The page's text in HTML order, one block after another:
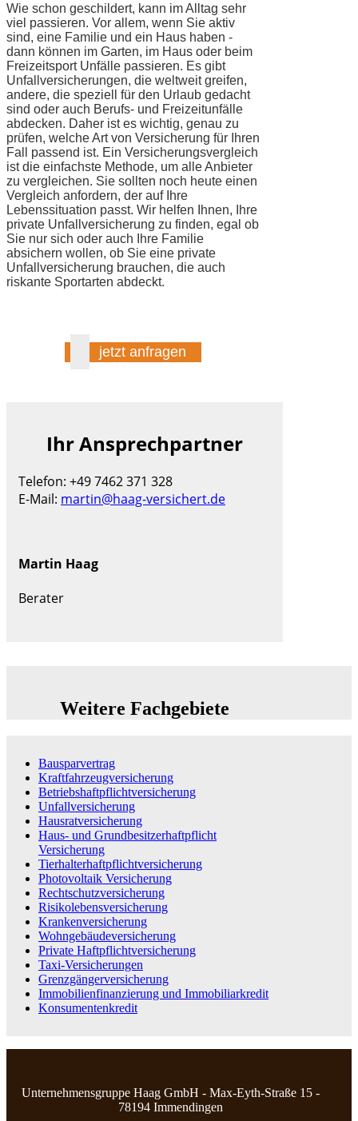
Wie schon geschildert, kann im Alltag sehr
viel passieren. Vor allem, wenn Sie aktiv
sind, eine Familie und ein Haus haben -
dann können im Garten, im Haus oder beim
Freizeitsport Unfälle passieren. Es gibt
Unfallversicherungen, die weltweit greifen,
andere, die speziell für den Urlaub gedacht
sind oder auch Berufs- und Freizeitunfälle
abdecken. Daher ist es wichtig, genau zu
prüfen, welche Art von Versicherung für Ihren
Fall passend ist. Ein Versicherungsvergleich
ist die einfachste Methode, um alle Anbieter
zu vergleichen. Sie sollten noch heute einen
Vergleich anfordern, der auf Ihre
Lebenssituation passt. Wir helfen Ihnen, Ihre
private Unfallversicherung zu finden, egal ob
Sie nur sich oder auch Ihre Familie
absichern wollen, ob Sie eine private
Unfallversicherung brauchen, die auch
riskante Sportarten abdeckt.
jetzt anfragen
Ihr Ansprechpartner
Telefon: +49 7462 371 328
E-Mail: martin@haag-versichert.de
Martin Haag
Berater
Weitere Fachgebiete
Bausparvertrag
Kraftfahrzeugversicherung
Betriebshaftpflichtversicherung
Unfallversicherung
Hausratversicherung
Haus- und Grundbesitzerhaftpflicht
Versicherung
Tierhalterhaftpflichtversicherung
Photovoltaik Versicherung
Rechtschutzversicherung
Risikolebensversicherung
Krankenversicherung
Wohngebäudeversicherung
Private Haftpflichtversicherung
Taxi-Versicherungen
Grenzgängerversicherung
Immobilienfinanzierung und Immobiliarkredit
Konsumentenkredit
Unternehmensgruppe Haag GmbH - Max-Eyth-Straße 15 -
78194 Immendingen